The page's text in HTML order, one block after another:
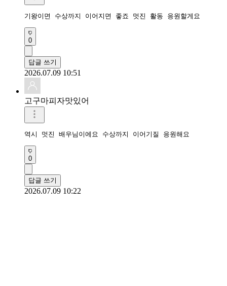
기왕이면 수상까지 이어지면 좋죠 멋진 활동 응원할게요
0
답글 쓰기
2026.07.09 10:51
고구마피자맛있어
역시 멋진 배우님이에요 수상까지 이어기질 응원해요
0
답글 쓰기
2026.07.09 10:22